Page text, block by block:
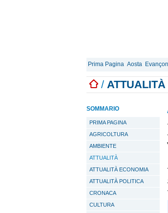
Prima Pagina Aosta Evançon
/ ATTUALITÀ
SOMMARIO
PRIMA PAGINA
AGRICOLTURA
AMBIENTE
ATTUALITÀ
ATTUALITÀ ECONOMIA
ATTUALITÀ POLITICA
CRONACA
CULTURA